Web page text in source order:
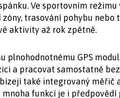
Ve sportovním
trasování pohybu nebo
aktivity až rok zpětně.
plnohodnotnému GPS
a pracovat samostatně
také integrovaný měřič
mnoha funkcí je i předpovědí